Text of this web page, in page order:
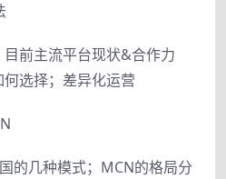
前主流平台现状&合作力
选择；差异化运营
的几种模式；MCN的格局分